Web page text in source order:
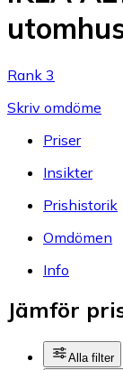
Rank 3
Skriv omdöme
Priser
Insikter
Prishistorik
Omdömen
Info
Jämför
Alla filter